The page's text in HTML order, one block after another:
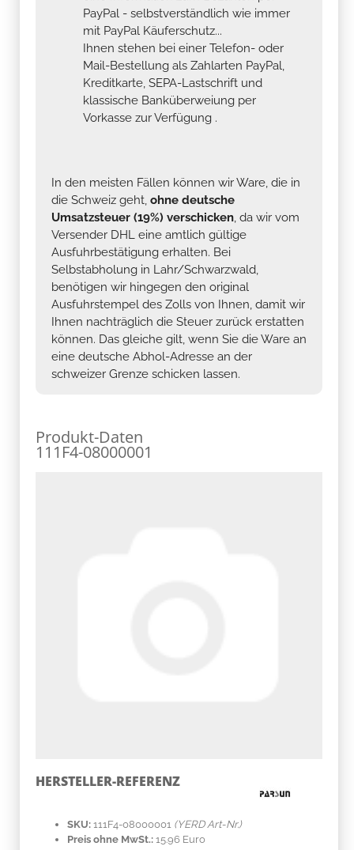
PayPal - selbstverständlich wie immer
mit PayPal Käuferschutz...
Ihnen stehen bei einer Telefon- oder
Mail-Bestellung als Zahlarten PayPal,
Kreditkarte, SEPA-Lastschrift und
klassische Banküberweiung per
Vorkasse zur Verfügung .
In den meisten Fällen können wir Ware, die in
die Schweiz geht, ohne deutsche
Umsatzsteuer (19%) verschicken, da wir vom
Versender DHL eine amtlich gültige
Ausfuhrbestätigung erhalten. Bei
Selbstabholung in Lahr/Schwarzwald,
benötigen wir hingegen den original
Ausfuhrstempel des Zolls von Ihnen, damit wir
Ihnen nachträglich die Steuer zurück erstatten
können. Das gleiche gilt, wenn Sie die Ware an
eine deutsche Abhol-Adresse an der
schweizer Grenze schicken lassen.
Produkt-Daten
111F4-08000001
HERSTELLER-REFERENZ
SKU: 111F4-08000001 (YERD Art-Nr.)
Preis ohne MwSt.: 15.96 Euro